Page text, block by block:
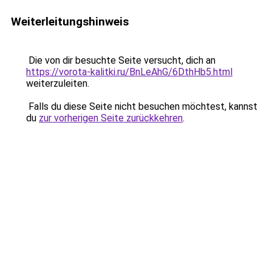
Weiterleitungshinweis
Die von dir besuchte Seite versucht, dich an
https://vorota-kalitki.ru/BnLeAhG/6DthHb5.html
weiterzuleiten.
Falls du diese Seite nicht besuchen möchtest, kannst
du zur vorherigen Seite zurückkehren.